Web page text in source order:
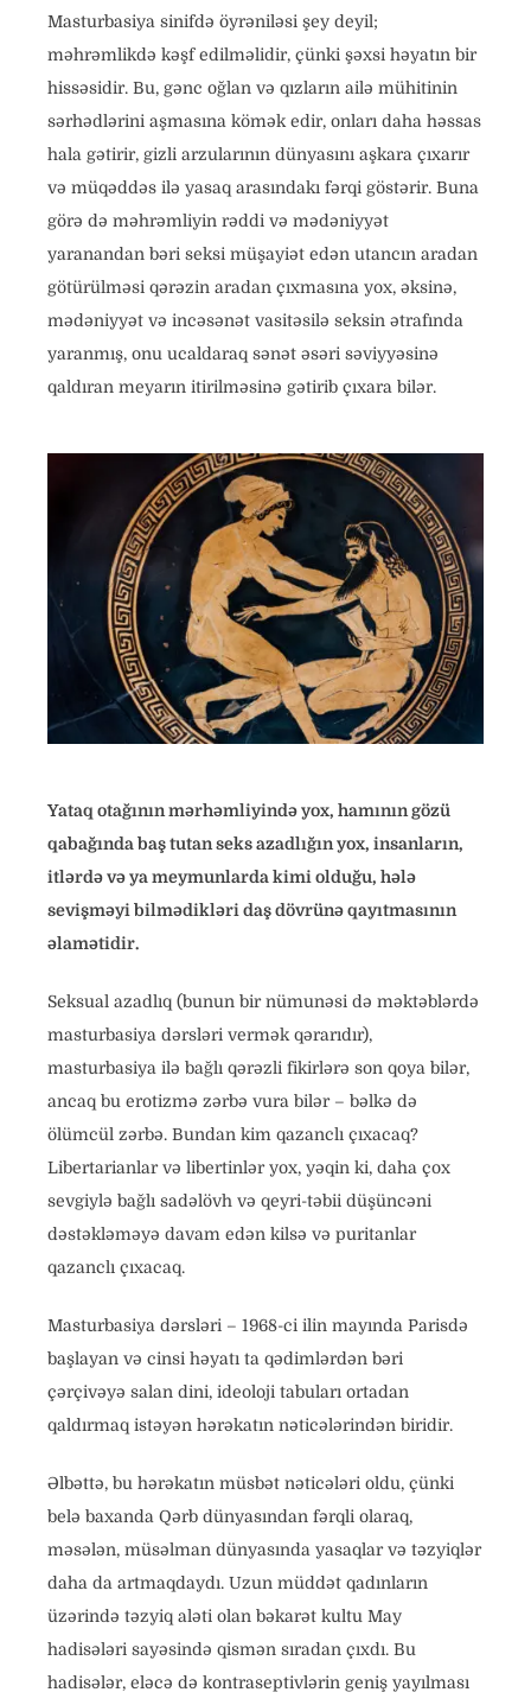
Masturbasiya sinifdə öyrəniləsi şey deyil;
məhrəmlikdə kəşf edilməlidir, çünki şəxsi həyatın bir
hissəsidir. Bu, gənc oğlan və qızların ailə mühitinin
sərhədlərini aşmasına kömək edir, onları daha həssas
hala gətirir, gizli arzularının dünyasını aşkara çıxarır
və müqəddəs ilə yasaq arasındakı fərqi göstərir. Buna
görə də məhrəmliyin rəddi və mədəniyyət
yaranandan bəri seksi müşayiət edən utancın aradan
götürülməsi qərəzin aradan çıxmasına yox, əksinə,
mədəniyyət və incəsənət vasitəsilə seksin ətrafında
yaranmış, onu ucaldaraq sənət əsəri səviyyəsinə
qaldıran meyarın itirilməsinə gətirib çıxara bilər.
Yataq otağının mərhəmliyində yox, hamının gözü
qabağında baş tutan seks azadlığın yox, insanların,
itlərdə və ya meymunlarda kimi olduğu, hələ
sevişməyi bilmədikləri daş dövrünə qayıtmasının
əlamətidir.
Seksual azadlıq (bunun bir nümunəsi də məktəblərdə
masturbasiya dərsləri vermək qərarıdır),
masturbasiya ilə bağlı qərəzli fikirlərə son qoya bilər,
ancaq bu erotizmə zərbə vura bilər – bəlkə də
ölümcül zərbə. Bundan kim qazanclı çıxacaq?
Libertarianlar və libertinlər yox, yəqin ki, daha çox
sevgiylə bağlı sadəlövh və qeyri-təbii düşüncəni
dəstəkləməyə davam edən kilsə və puritanlar
qazanclı çıxacaq.
Masturbasiya dərsləri – 1968-ci ilin mayında Parisdə
başlayan və cinsi həyatı ta qədimlərdən bəri
çərçivəyə salan dini, ideoloji tabuları ortadan
qaldırmaq istəyən hərəkatın nəticələrindən biridir.
Əlbəttə, bu hərəkatın müsbət nəticələri oldu, çünki
belə baxanda Qərb dünyasından fərqli olaraq,
məsələn, müsəlman dünyasında yasaqlar və təzyiqlər
daha da artmaqdaydı. Uzun müddət qadınların
üzərində təzyiq aləti olan bəkarət kultu May
hadisələri sayəsində qismən sıradan çıxdı. Bu
hadisələr, eləcə də kontraseptivlərin geniş yayılması